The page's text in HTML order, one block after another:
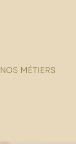
NOS MÉTIERS